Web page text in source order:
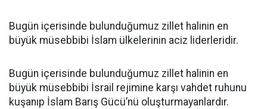
Bugün içerisinde bulunduğumuz zillet halinin en
büyük müsebbibi İslam ülkelerinin aciz liderleridir.
Bugün içerisinde bulunduğumuz zillet halinin en
büyük müsebbibi İsrail rejimine karşı vahdet ruhunu
kuşanıp İslam Barış Gücü’nü oluşturmayanlardır.